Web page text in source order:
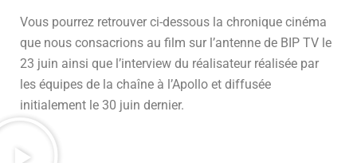
Vous pourrez retrouver ci-dessous la chronique cinéma
que nous consacrions au film sur l’antenne de BIP TV le
23 juin ainsi que l’interview du réalisateur réalisée par
les équipes de la chaîne à l’Apollo et diffusée
initialement le 30 juin dernier.